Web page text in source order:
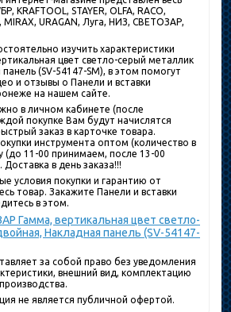
KRAFTOOL, STAYER, OLFA, RACO,
MIRAX, URAGAN, Луга, НИЗ, СВЕТОЗАР,
изучить характеристики
цвет светло-серый металлик
(SV-54147-SM), в этом помогут
и отзывы о Панели и вставки
на нашем сайте.
в личном кабинете (после
покупке Вам будут начислятся
заказ в карточке товара.
инструмента оптом (количество в
(до 11-00 принимаем, после 13-00
в день заказа!!!
условия покупки и гарантию от
товар. Закажите Панели и вставки
в этом.
Гамма, вертикальная цвет светло-
Накладная панель (SV-54147-
за собой право без уведомления
внешний вид, комплектацию
не является публичной офертой.